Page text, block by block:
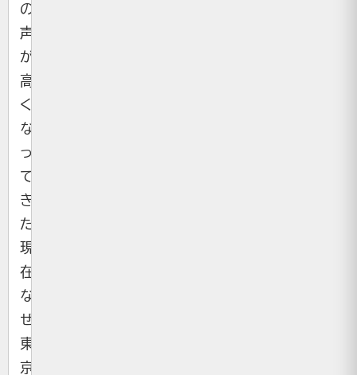
の
声
が
高
く
な
っ
て
き
た
現
在、
な
ぜ
東
京